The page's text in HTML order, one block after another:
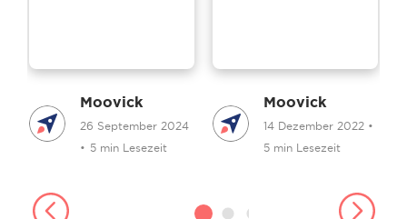
Moovick
26 September 2024
• 5 min Lesezeit
Moovick
14 Dezember 2022 •
5 min Lesezeit